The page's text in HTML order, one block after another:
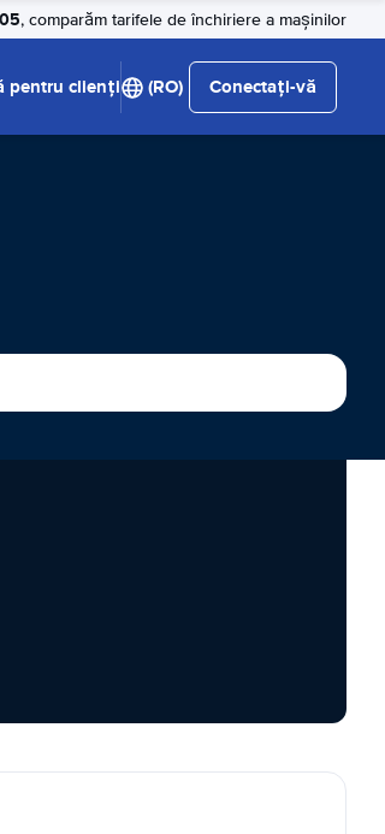
, comparăm tarifele de închiriere a mașinilor
pentru clienți (RO) Conectați-vă